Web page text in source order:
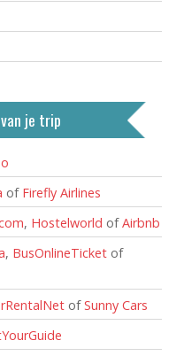
je trip
of Firefly Airlines
, Hostelworld ofAirbnb
, BusOnlineTicket of
ofSunny Cars